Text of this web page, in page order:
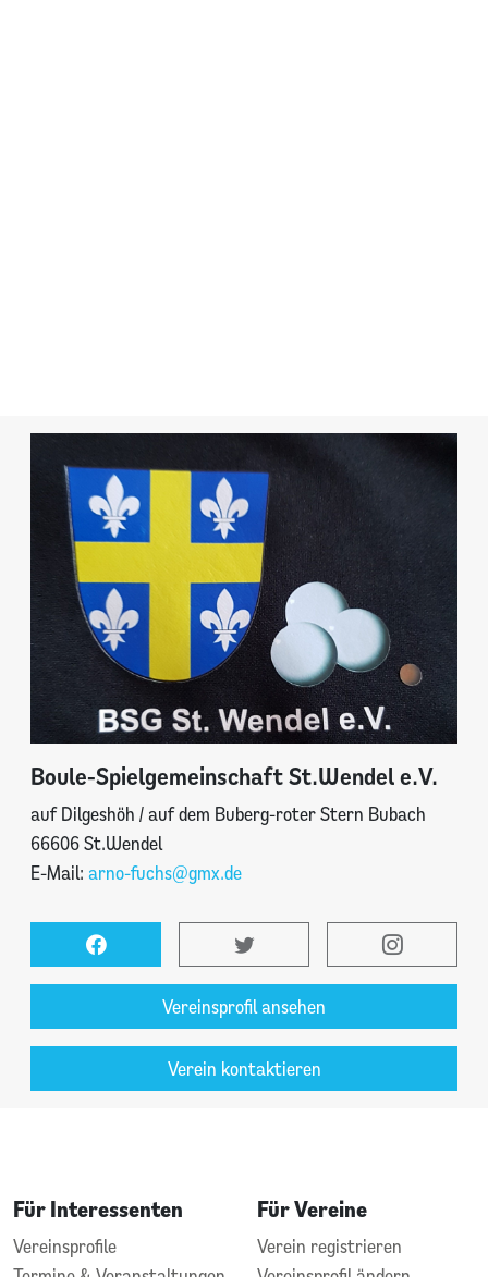
Boule-Spielgemeinschaft St.Wendel e.V.
auf Dilgeshöh / auf dem Buberg-roter Stern Bubach
66606 St.Wendel
E-Mail: arno-fuchs@gmx.de
Vereinsprofil ansehen
Verein kontaktieren
Für Interessenten
Vereinsprofile
Für Vereine
Verein registrieren